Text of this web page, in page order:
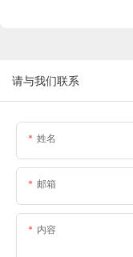
请与我们联系
姓名
邮箱
内容